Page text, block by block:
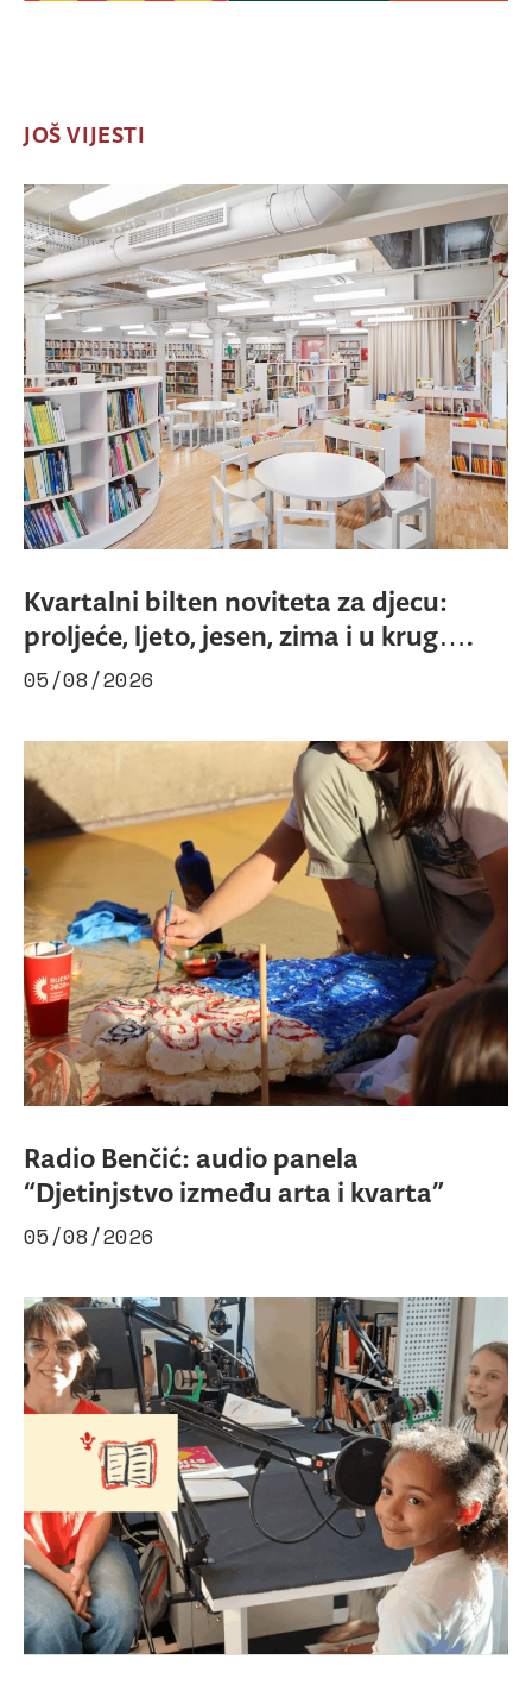
JOŠ VIJESTI
Kvartalni bilten noviteta za djecu:
proljeće, ljeto, jesen, zima i u krug….
05/08/2026
Radio Benčić: audio panela
“Djetinjstvo između arta i kvarta”
05/08/2026